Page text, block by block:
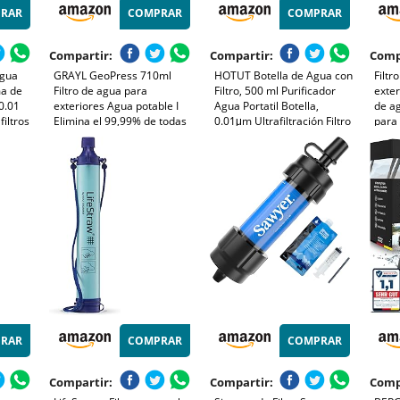
de
COMPRAR
Compartir:
GRAYL GeoPress 710ml
Filtro de agua para
exteriores Agua potable I
Elimina el 99,99% de todas
las bacterias y virus I
Perfecto para camping,
supervivencia y viajes
(Covert Black)
COMPRAR
Compartir:
HOTUT Botella de Agua con
Filtro, 500 ml Purificador
Agua Portatil Botella,
0.01μm Ultrafiltración Filtro
Situaciones Críticas Filtra
Bacterias, Parasitos y
Microplasticos
de
para
COMPRAR
Compartir:
COMPRAR
Compartir: